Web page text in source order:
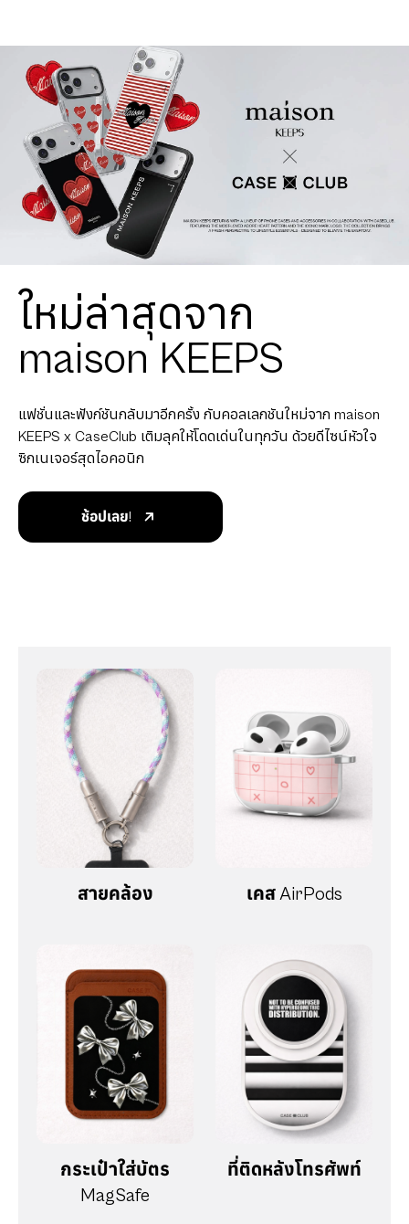
ใหม่ล่าสุดจาก
maison KEEPS
แฟชั่นและฟังก์ชันกลับมาอีกครั้ง กับคอลเลกชันใหม่จาก maison
KEEPS x CaseClub เติมลุคให้โดดเด่นในทุกวัน ด้วยดีไซน์หัวใจ
ซิกเนเจอร์สุดไอคอนิก
ช้อปเลย!
สายคล้อง เคส AirPods
กระเป๋าใส่บัตร
MagSafe
ที่ติดหลังโทรศัพท์